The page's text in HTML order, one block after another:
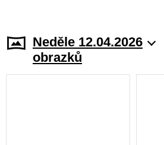
Neděle 12.04.2026
obrazků